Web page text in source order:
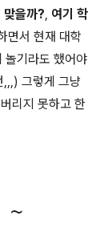
맞을까?, 여기 학
면서 현재 대학
놀기라도 했어야
,,,) 그렇게 그냥
리지 못하고 한
~